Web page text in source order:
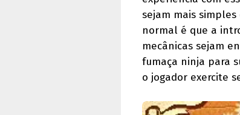
sejam mais
normal é que a
mecânicas sejam
fumaça ninja para
o jogador exercite